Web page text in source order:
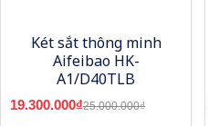
Két sắt thông minh
Aifeibao HK-
A1/D40TLB
19.300.000₫25.000.000₫